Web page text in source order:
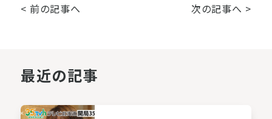
< 前の記事へ 次の記事へ >
最近の記事